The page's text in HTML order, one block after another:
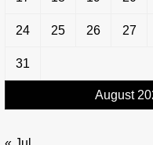
August
24 25 26 27
31